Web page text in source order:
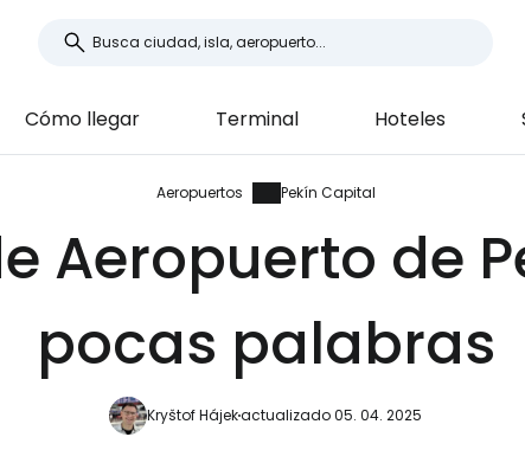
Cómo llegar Terminal Hoteles
Aeropuertos Pekín Capital
Aeropuerto de
pocas palabras
Kryštof Hájekactualizado 05. 04. 2025